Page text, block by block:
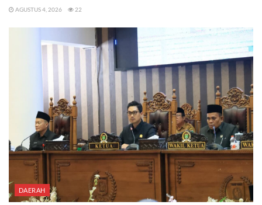
AGUSTUS 4, 2026 22
DAERAH